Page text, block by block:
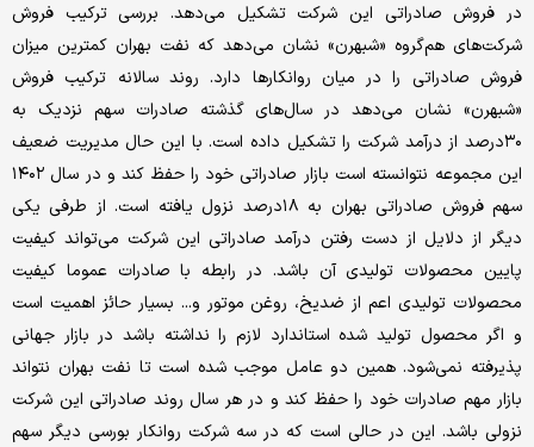
در فروش صادراتی این شرکت تشکیل می‌‌‌دهد. بررسی ترکیب فروش
شرکت‌های هم‌‌‌گروه «شبهرن» نشان می‌‌‌دهد که نفت بهران کمترین میزان
فروش صادراتی را در میان روانکارها دارد. روند سالانه ترکیب فروش
«شبهرن» نشان می‌‌‌دهد در سال‌‌‌های گذشته صادرات سهم نزدیک به
۳۰درصد از درآمد شرکت را تشکیل داده است. با این حال مدیریت ضعیف
این مجموعه نتوانسته است بازار صادراتی خود را حفظ کند و در سال ۱۴۰۲
سهم فروش صادراتی بهران به ۱۸درصد نزول یافته است. از طرفی یکی
دیگر از دلایل از دست رفتن درآمد صادراتی این شرکت می‌تواند کیفیت
پایین محصولات تولیدی آن باشد. در رابطه با صادرات عموما کیفیت
محصولات تولیدی اعم از ضدیخ، روغن موتور و... بسیار حائز اهمیت است
و اگر محصول تولید شده استاندارد لازم را نداشته باشد در بازار جهانی
پذیرفته نمی‌شود. همین دو عامل موجب شده است تا نفت بهران نتواند
بازار مهم صادرات خود را حفظ کند و در هر سال روند صادراتی این شرکت
نزولی باشد. این در حالی است که در سه شرکت روانکار بورسی دیگر سهم